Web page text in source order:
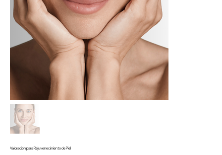
Valoración para Rejuvenecimiento de Piel